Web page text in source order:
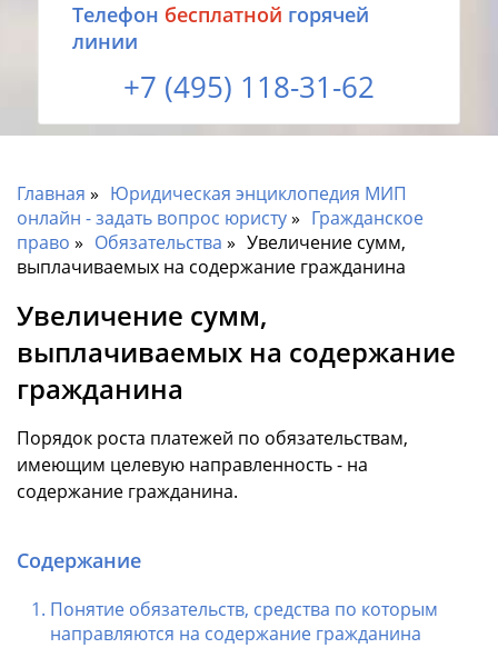
Tелефон бесплатной горячей
линии
+7 (495) 118-31-62
Главная
Юридическая энциклопедия МИП
онлайн - задать вопрос юристу
Гражданское
право
Обязательства
Увеличение сумм,
выплачиваемых на содержание гражданина
Увеличение сумм,
выплачиваемых на содержание
гражданина
Порядок роста платежей по обязательствам,
имеющим целевую направленность - на
содержание гражданина.
Содержание
Понятие обязательств, средства по которым
направляются на содержание гражданина